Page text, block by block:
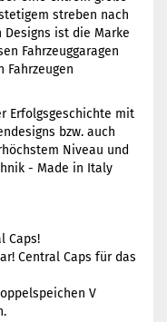
streben nach
ist die Marke
Fahrzeuggaragen
Erfolgsgeschichte mit
bzw. auch
Niveau und
- Made in Italy
Caps!
Central Caps für das
V